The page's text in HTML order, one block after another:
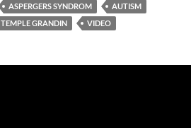
ASPERGERS SYNDROM
AUTISM
TEMPLE GRANDIN VIDEO